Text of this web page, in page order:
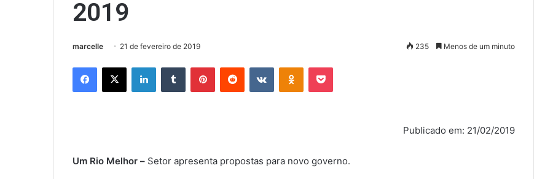
2019
marcelle 21 de fevereiro de 2019 235 Menos de um minuto
Facebook
X LinkedinTumblr PinterestReddit VK OK Pocket
Publicado em: 21/02/2019
Um Rio Melhor – Setor apresenta propostas para novo governo.